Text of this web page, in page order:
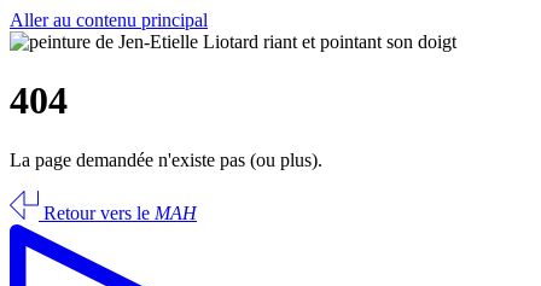
Aller au contenu principal
404
La page demandée n'existe pas (ou plus).
Retour vers le MAH